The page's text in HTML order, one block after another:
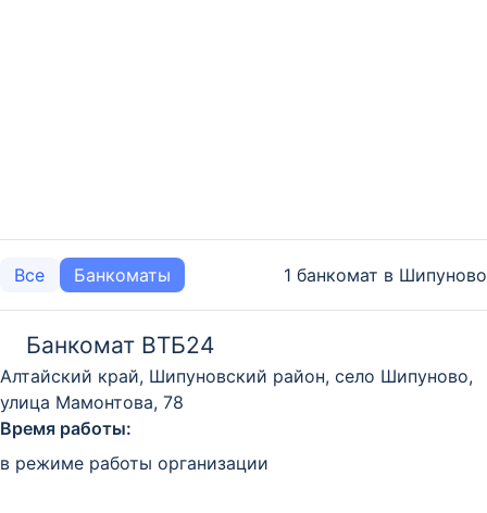
Все Банкоматы 1 банкомат в Шипуново
Банкомат ВТБ24
Алтайский край, Шипуновский район, село Шипуново,
улица Мамонтова, 78
Время работы:
в режиме работы организации